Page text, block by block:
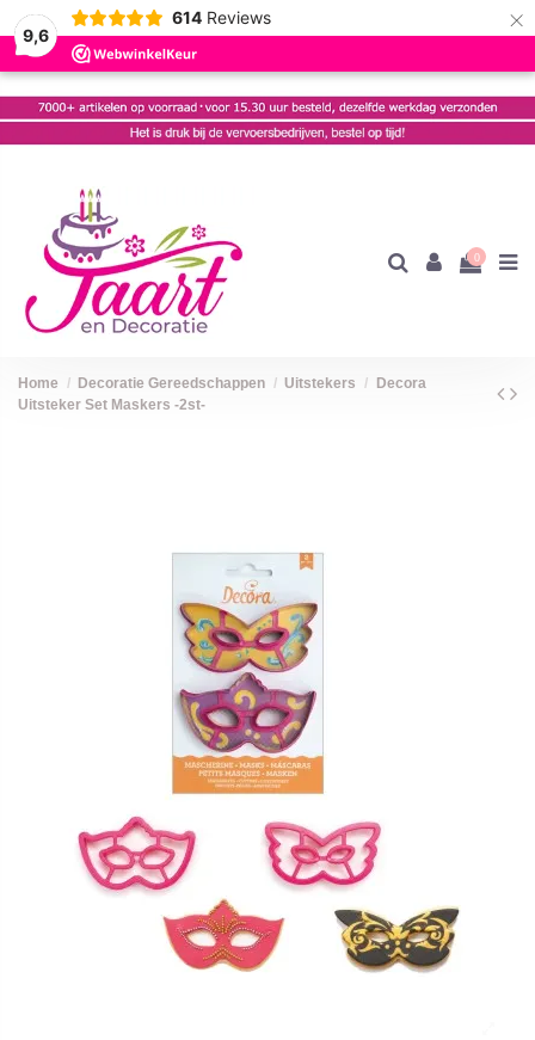
9,6
614 Reviews ×
0
Home Decoratie Gereedschappen Uitstekers
Decora
Uitsteker Set Maskers -2st-